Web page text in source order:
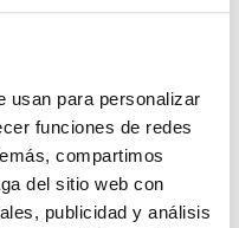
usan para personalizar
funciones de redes
compartimos
del sitio web con
publicidad y análisis
1.3 m³/h
en tecnopolímero